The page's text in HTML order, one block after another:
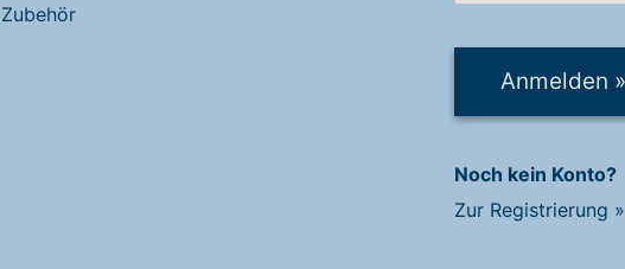
Zubehör
Anmelden »
Noch kein Konto?
Zur Registrierung »